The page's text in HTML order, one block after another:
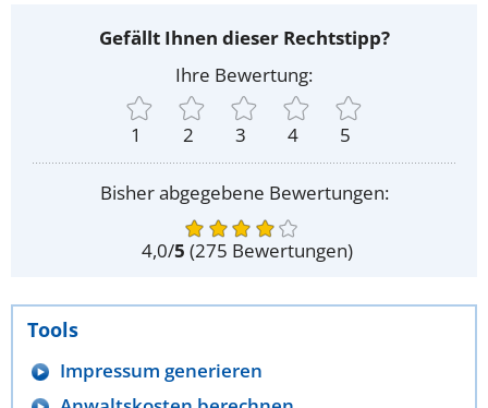
Gefällt Ihnen dieser Rechtstipp?
Ihre Bewertung:
1 2 3 4 5
Bisher abgegebene Bewertungen:
4,0/5 (275 Bewertungen)
Tools
Impressum generieren